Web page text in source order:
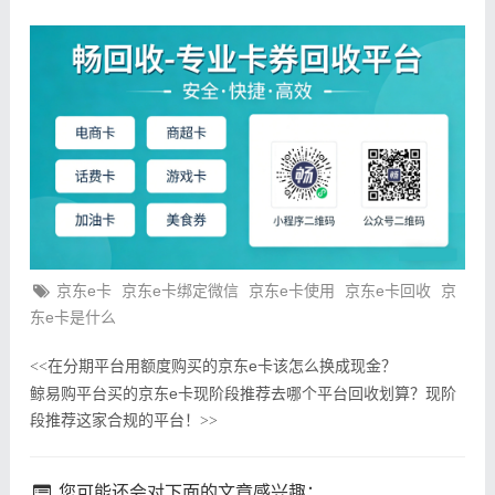
京东e卡 京东e卡绑定微信 京东e卡使用 京东e卡回收
京
东e卡是什么
<<在分期平台用额度购买的京东e卡该怎么换成现金？
鲸易购平台买的京东e卡现阶段推荐去哪个平台回收划算？现阶
段推荐这家合规的平台！ >>